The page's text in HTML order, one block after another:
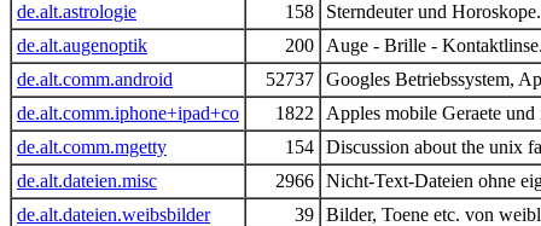
de.alt.astrologie
158
Sterndeuter und Horoskope.
de.alt.augenoptik
200
Auge - Brille -
de.alt.comm.android
52737 Googles Betriebssystem,
de.alt.comm.iphone+ipad+co
1822
Apples mobile Geraete
de.alt.comm.mgetty
154 Discussion about the unix
de.alt.dateien.misc
2966 Nicht-Text-Dateien ohne
de.alt.dateien.weibsbilder
39 Bilder, Toene etc. von